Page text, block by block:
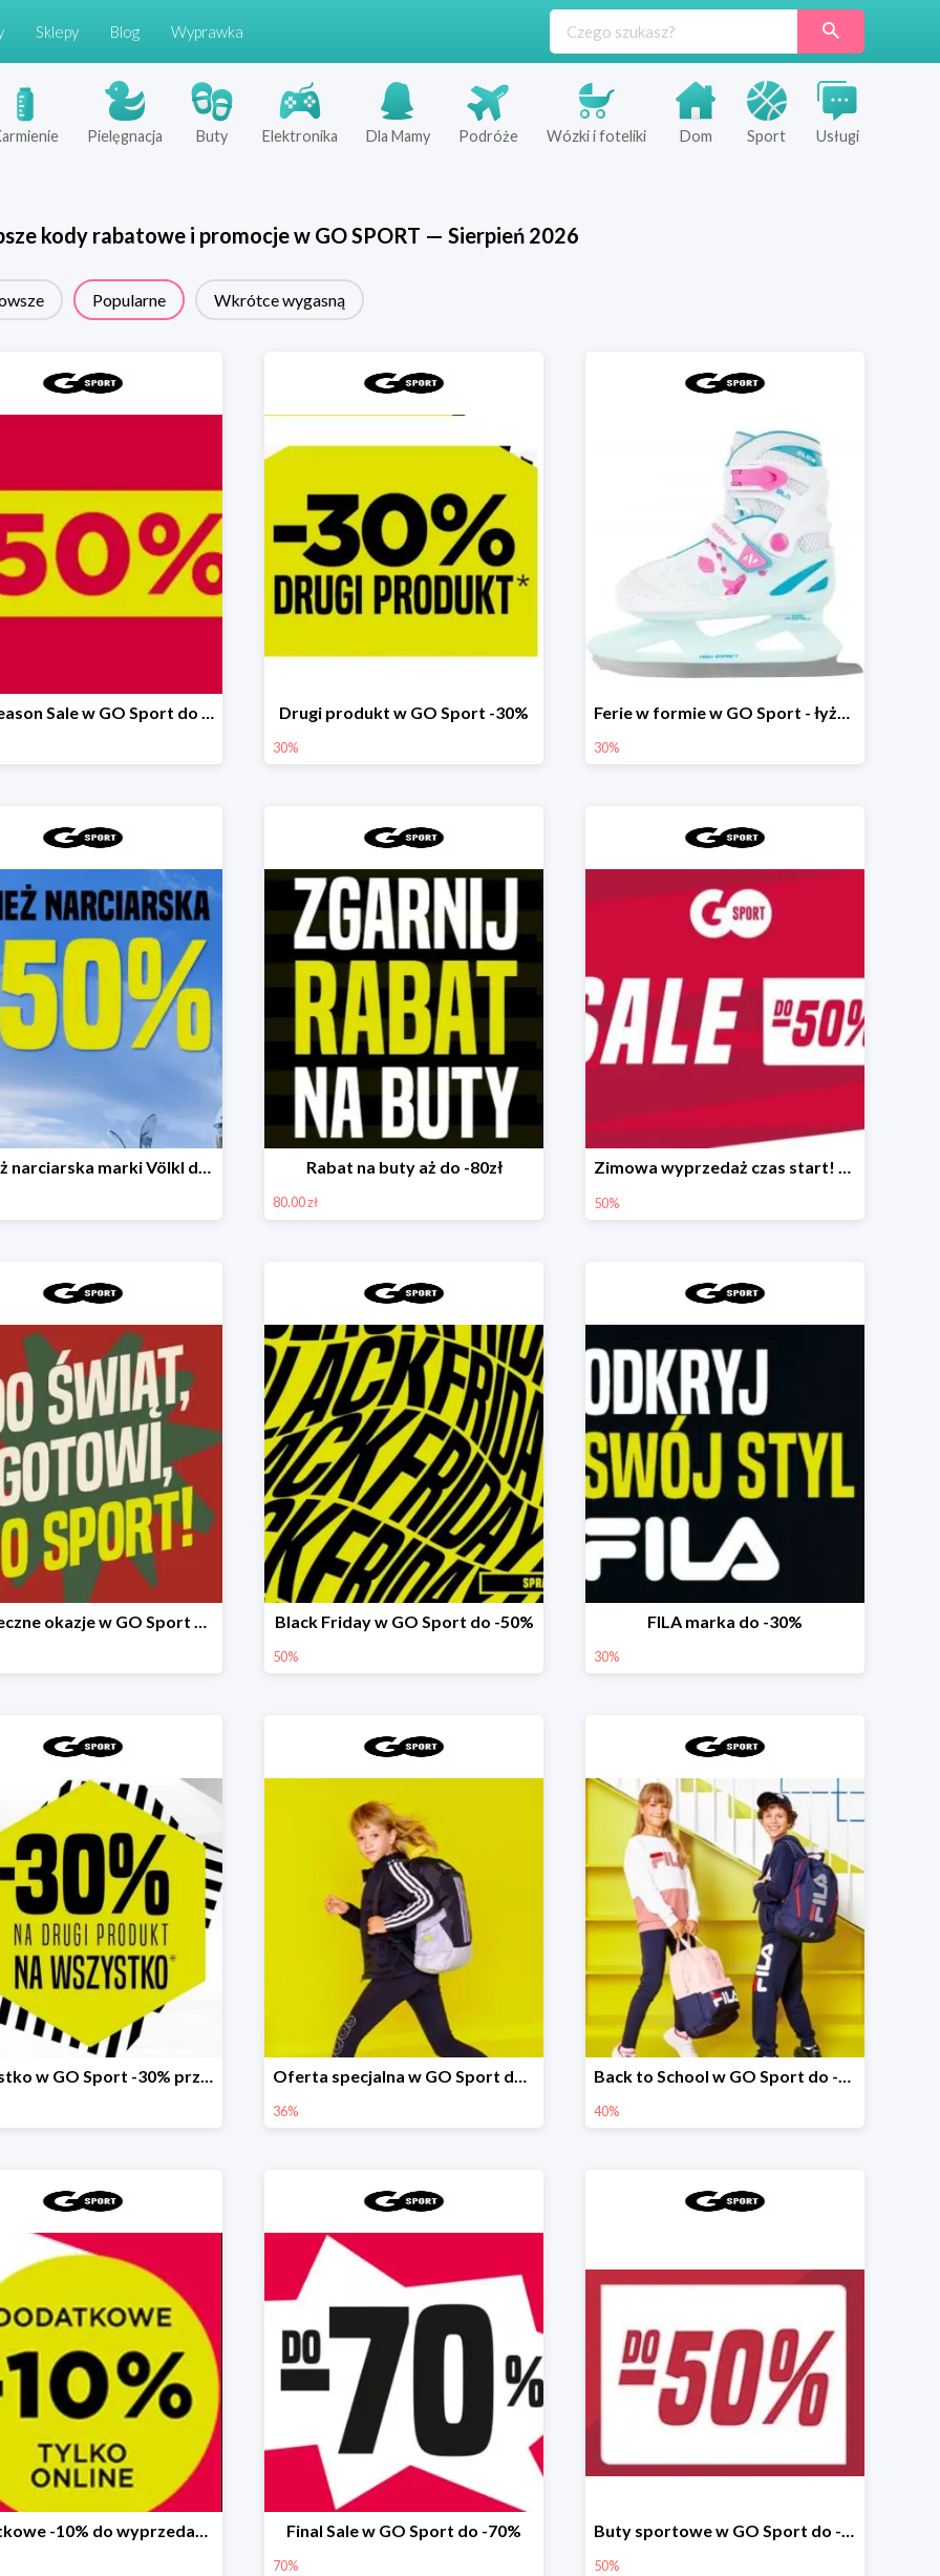
Sklepy Blog Wyprawka
Pielęgnacja Buty Elektronika Dla Mamy Podróże Wózki i foteliki Dom Sport Usługi
kody rabatowe i promocje w GO SPORT — Sierpień 2026
Popularne Wkrótce wygasną
Mid Season Sale w GO Sport do -50% Drugi produkt w GO Sport -30%
30%
Ferie w formie w GO Sport - łyżwy do -30%
30%
Odzież narciarska marki Völkl do -50% Rabat na buty aż do -80zł
80.00 zł
Zimowa wyprzedaż czas start! 🛒❄
50%
Świąteczne okazje w GO Sport do -40% Black Friday w GO Sport do -50%
50%
FILA marka do -30%
30%
Wszystko w GO Sport -30% przy zakupie dwóch produktów Oferta specjalna w GO Sport do -36%
36%
Back to School w GO Sport do -40%
40%
Dodatkowe -10% do wyprzedaży 70% w GO Sport Final Sale w GO Sport do -70%
70%
Buty sportowe w GO Sport do -50%
50%